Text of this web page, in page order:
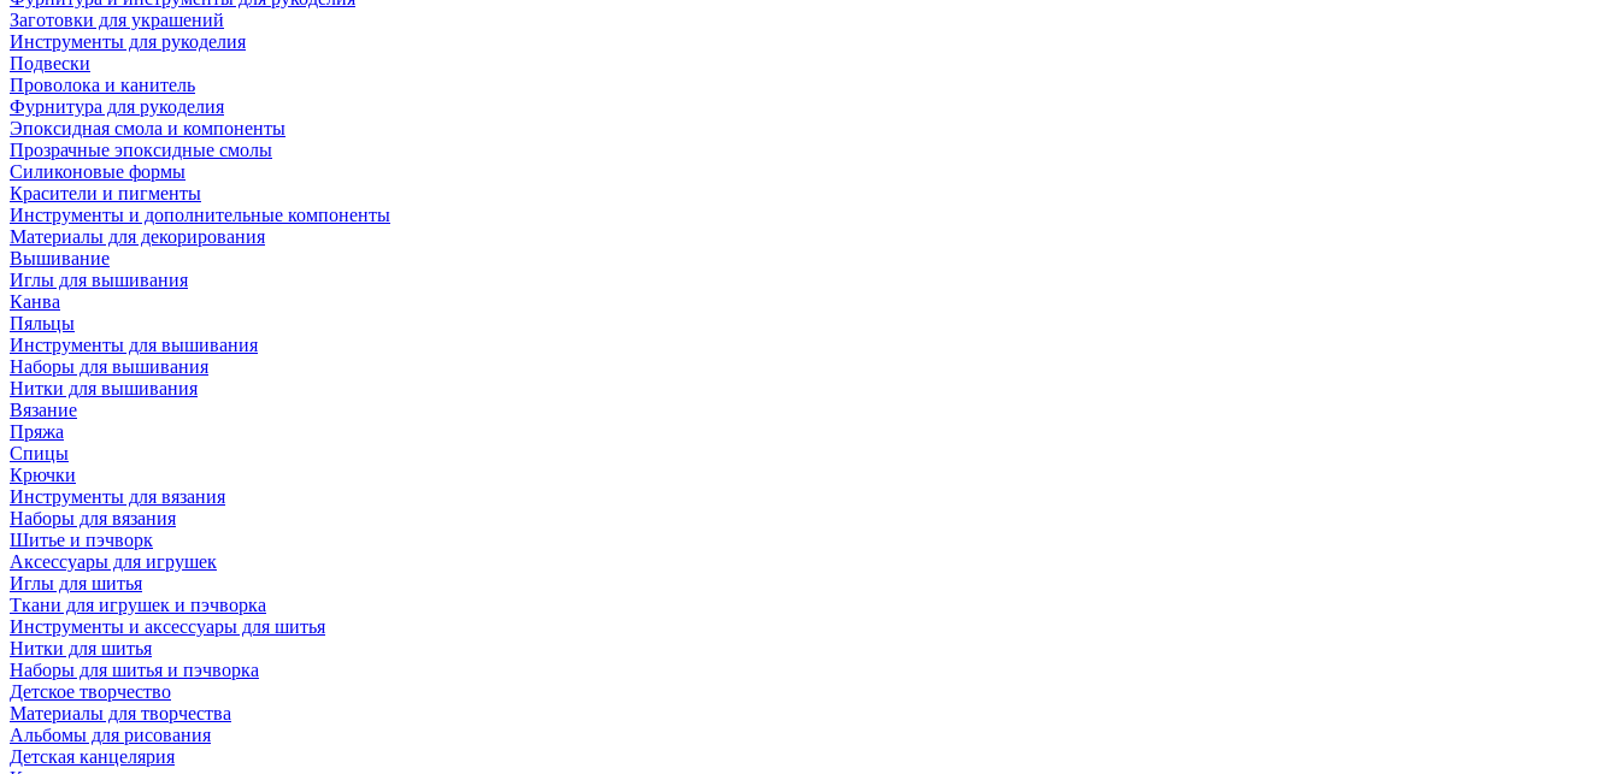
Заготовки для украшений
Инструменты для рукоделия
Подвески
Проволока и канитель
Фурнитура для рукоделия
Эпоксидная смола и компоненты
Прозрачные эпоксидные смолы
Силиконовые формы
Красители и пигменты
Инструменты и дополнительные компоненты
Материалы для декорирования
Вышивание
Иглы для вышивания
Канва
Пяльцы
Инструменты для вышивания
Наборы для вышивания
Нитки для вышивания
Вязание
Пряжа
Спицы
Крючки
Инструменты для вязания
Наборы для вязания
Шитье и пэчворк
Аксессуары для игрушек
Иглы для шитья
Ткани для игрушек и пэчворка
Инструменты и аксессуары для шитья
Нитки для шитья
Наборы для шитья и пэчворка
Детское творчество
Материалы для творчества
Альбомы для рисования
Детская канцелярия